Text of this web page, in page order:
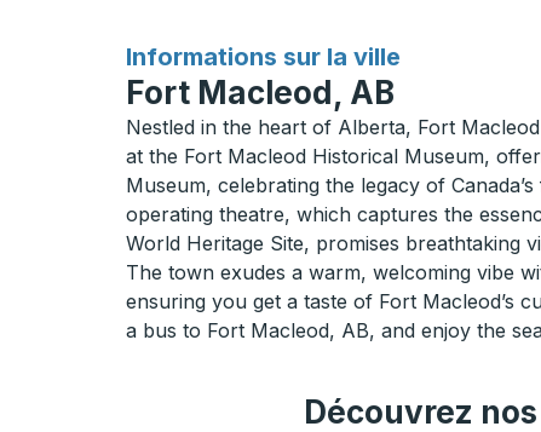
Informations sur la ville
pour
Fort Macleod, AB
Nestled in the heart of Alberta, Fort
at the Fort Macleod Historical Museum,
Museum, celebrating the legacy of
operating theatre, which captures the
World Heritage Site, promises breathtaking
The town exudes a warm, welcoming vibe
ensuring you get a taste of Fort Macleod’s
a bus to Fort Macleod, AB, and enjoy the
Découvrez